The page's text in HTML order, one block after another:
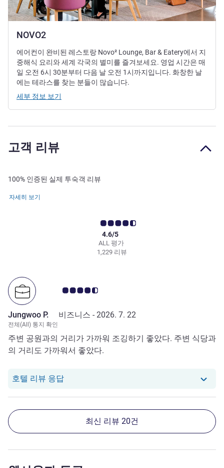
NOVO2
에어컨이 완비된 레스토랑 Novo² Lounge, Bar & Eatery에서 지
중해식 요리와 세계 각국의 별미를 즐겨보세요. 영업 시간은 매
일 오전 6시 30분부터 다음 날 오전 1시까지입니다. 화창한 날
에는 테라스를 찾는 분들이 많습니다.
세부 정보 보기
고객 리뷰
100% 인증된 실제 투숙객 리뷰
자세히 보기
ALL 평가
4.6/5
1,229 리뷰
고객 평점 4.5/5
Jungwoo P. 비즈니스 - 2026. 7. 22
전체(All) 통지 확인
주변 공원과의 거리가 가까워 조깅하기 좋았다. 주변 식당과
의 거리도 가까워서 좋았다.
호텔 리뷰 응답당 호텔에서는 Jungwoo P.로부터의 리뷰에
최신 리뷰 20건